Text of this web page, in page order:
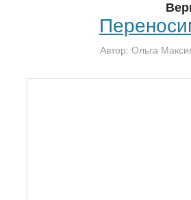
Автор: Ольга